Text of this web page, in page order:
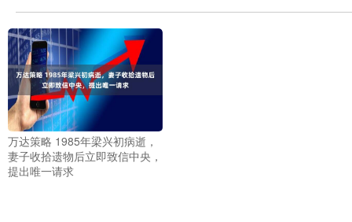
万达策略 1985年梁兴初病逝，
妻子收拾遗物后立即致信中央，
提出唯一请求